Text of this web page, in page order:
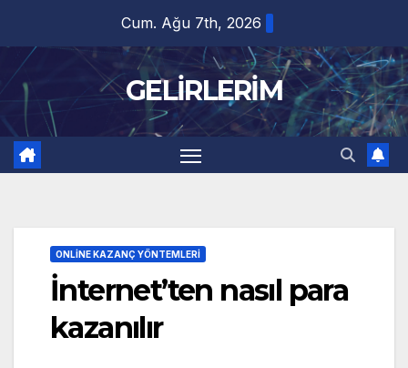
content
Cum. Ağu 7th, 2026
GELİRLERİM
ONLINE KAZANÇ YÖNTEMLERI
İnternet’ten nasıl para
kazanılır